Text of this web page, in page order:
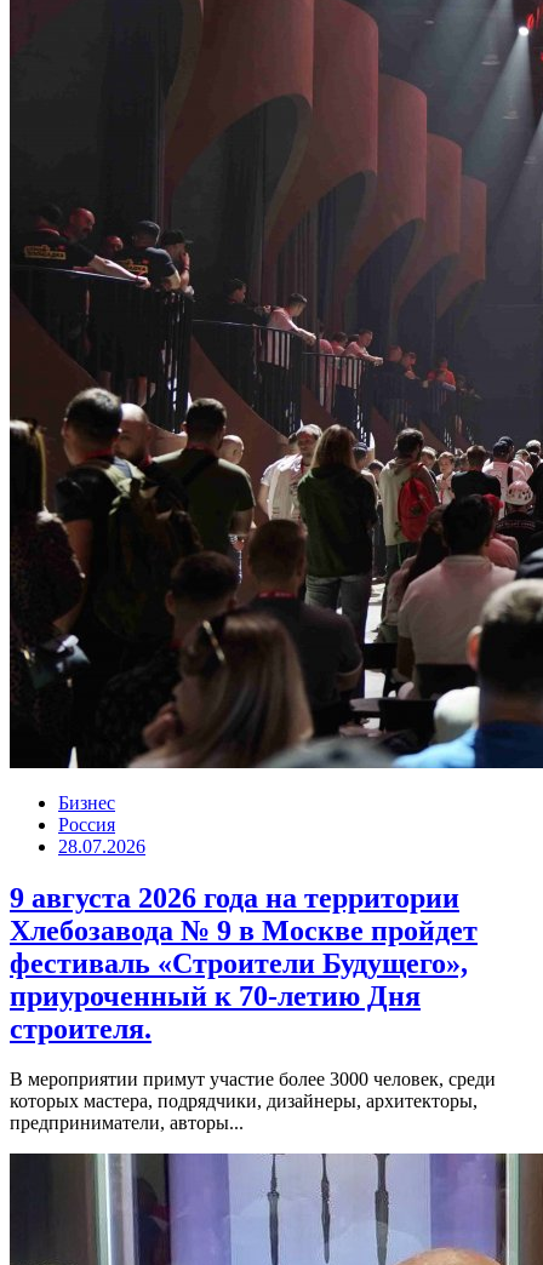
Бизнес
Россия
28.07.2026
9 августа 2026 года на территории
Хлебозавода № 9 в Москве пройдет
фестиваль «Строители Будущего»,
приуроченный к 70-летию Дня
строителя.
В мероприятии примут участие более 3000 человек, среди
которых мастера, подрядчики, дизайнеры, архитекторы,
предприниматели, авторы...